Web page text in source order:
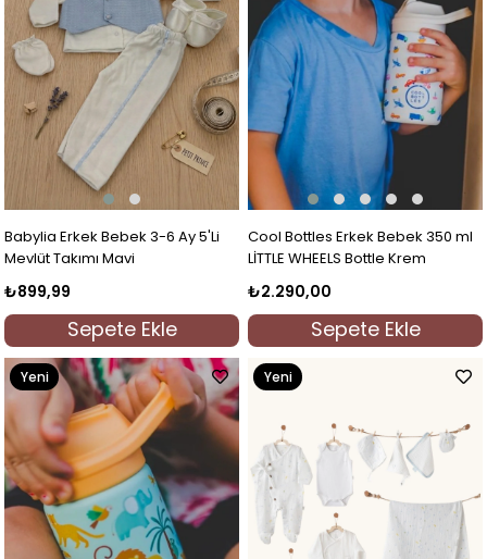
Babylia Erkek Bebek 3-6 Ay 5'Li
Mevlüt Takımı Mavi
₺899,99
Sepete Ekle
Cool Bottles Erkek Bebek 350 ml
LİTTLE WHEELS Bottle Krem
₺2.290,00
Sepete Ekle
Yeni
Ürün
Yeni